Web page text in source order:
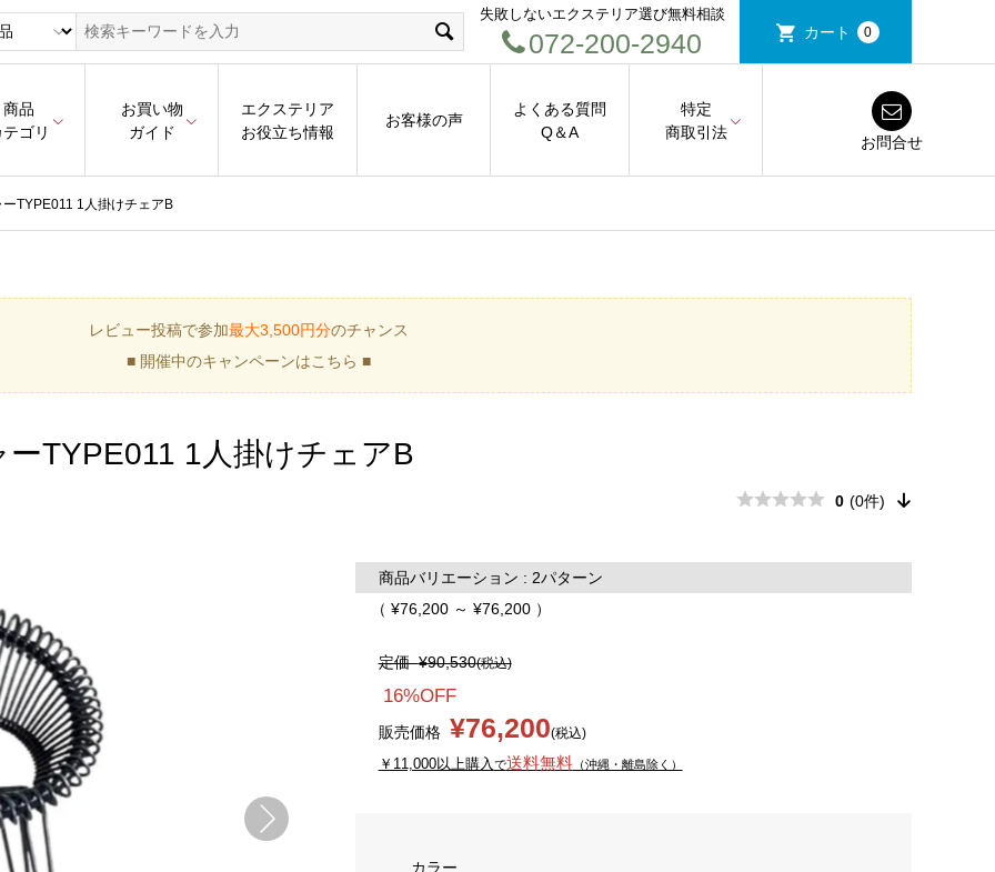
失敗しないエクステリア選び無料相談
072-200-2940 カート 0
商品
ゴリ
お買い物
ガイド
エクステリア
お役立ち情報
お客様の声
よくある質問
Q＆A
特定
商取引法
お問合せ
TYPE011 1人掛けチェアB
レビュー投稿で参加最大3,500円分のチャンス
■ 開催中のキャンペーンはこちら ■
TYPE011 1人掛けチェアB
0 (0件)
商品バリエーション : 2パターン
（ ¥76,200 ～ ¥76,200 ）
定価¥90,530(税込)
16%OFF
販売価格 ¥76,200(税込)
￥11,000以上購入で送料無料（沖縄・離島除く）
カラー